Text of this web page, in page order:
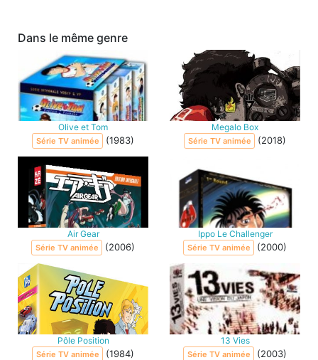
Dans le même genre
Olive et Tom
Série TV animée (1983)
Megalo Box
Série TV animée (2018)
Air Gear
Série TV animée (2006)
Ippo Le Challenger
Série TV animée (2000)
Pôle Position
Série TV animée (1984)
13 Vies
Série TV animée (2003)